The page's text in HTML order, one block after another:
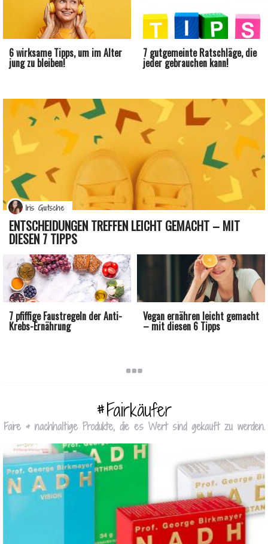
6 wirksame Tipps, um im Alter
jung zu bleiben!
7 gutgemeinte Ratschläge, die
jeder gebrauchen kann!
ENTSCHEIDUNGEN TREFFEN LEICHT GEMACHT – MIT
DIESEN 7 TIPPS
Iris Gutsche
7 pfiffige Faustregeln der Anti-
Krebs-Ernährung
Vegan ernähren leicht gemacht
– mit diesen 6 Tipps
#Fairkäufer
Faire & nachhaltige Produkte, die es Wert sind gekauft zu werden.